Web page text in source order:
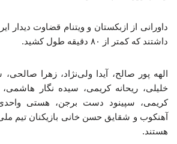
داورانی از ازبکستان و ویتنام قضاوت دیدار
داشتند که کمتر از ۸۰ دقیقه طول کشید.
الهه پور صالح، آیدا ولی‌نژاد، زهرا
خلیلی، ریحانه کریمی، سیده نگار
کریمی، سپینود دست برجن، هستی
آهنکوب و شقایق حسن خانی بازیکنان تیم
هستند.